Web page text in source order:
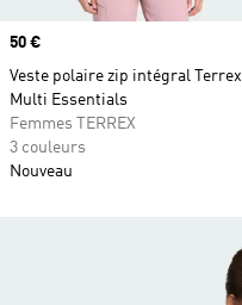
Prix
50 €
Veste polaire zip intégral Terrex
Multi Essentials
Femmes TERREX
3 couleurs
Nouveau